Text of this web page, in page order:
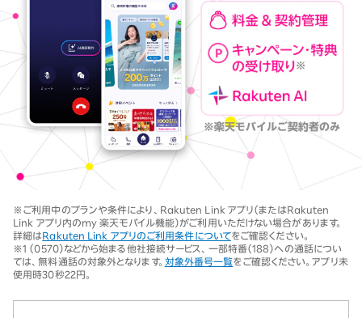
※ご利用中のプランや条件により、Rakuten Link アプリ（またはRakuten
Link アプリ内のmy 楽天モバイル機能）がご利用いただけない場合があります。
詳細はRakuten Link アプリのご利用条件についてをご確認ください。
※1 （0570）などから始まる他社接続サービス、一部特番（188）への通話につい
ては、無料通話の対象外となります。 対象外番号一覧をご確認ください。アプリ未
使用時30秒22円。